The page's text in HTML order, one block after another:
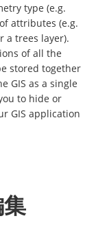
type (e.g.
attributes (e.g.
a trees layer).
of all the
stored together
GIS as a single
to hide or
GIS application